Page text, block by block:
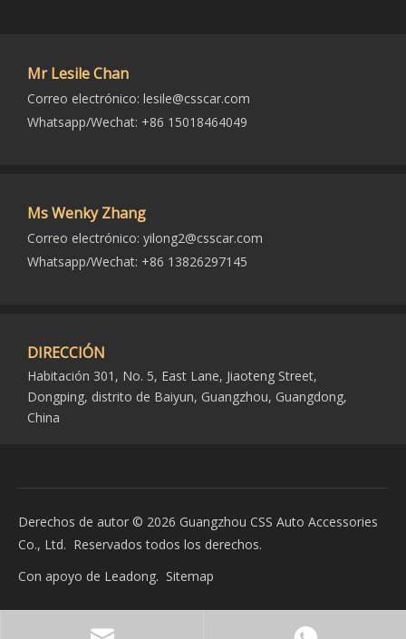
Mr Lesile Chan
Correo electrónico: lesile@csscar.com
Whatsapp/Wechat: +86 15018464049
Ms Wenky Zhang
Correo electrónico: yilong2@csscar.com
Whatsapp/Wechat: +86 13826297145
DIRECCIÓN
Habitación 301, No. 5, East Lane, Jiaoteng Street,
Dongping, distrito de Baiyun, Guangzhou, Guangdong,
China
Derechos de autor © 2026 Guangzhou CSS Auto Accessories
Co., Ltd. Reservados todos los derechos.
Con apoyo de Leadong. Sitemap